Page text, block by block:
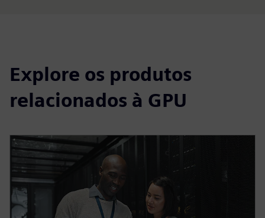
Explore os produtos
relacionados à GPU